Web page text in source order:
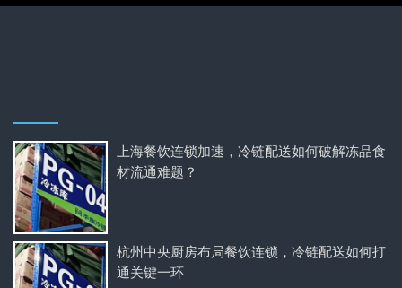
上海餐饮连锁加速，冷链配送如何破解冻品食
材流通难题？
杭州中央厨房布局餐饮连锁，冷链配送如何打
通关键一环